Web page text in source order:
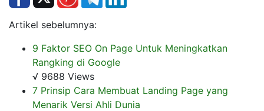
Artikel sebelumnya:
9 Faktor SEO On Page Untuk Meningkatkan
Rangking di Google
√ 9688 Views
7 Prinsip Cara Membuat Landing Page yang
Menarik Versi Ahli Dunia